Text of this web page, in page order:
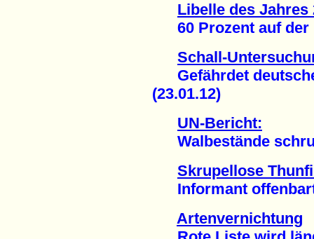
Libelle des Jahres
60 Prozent auf der
Schall-
Gefährdet
(23.01.12)
UN-Bericht:
Walbestände
Skrupellose
Informant
Artenvernichtung